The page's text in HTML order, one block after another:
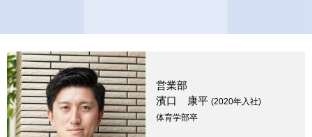
営業部
濱口 康平 (2020年入社)
体育学部卒